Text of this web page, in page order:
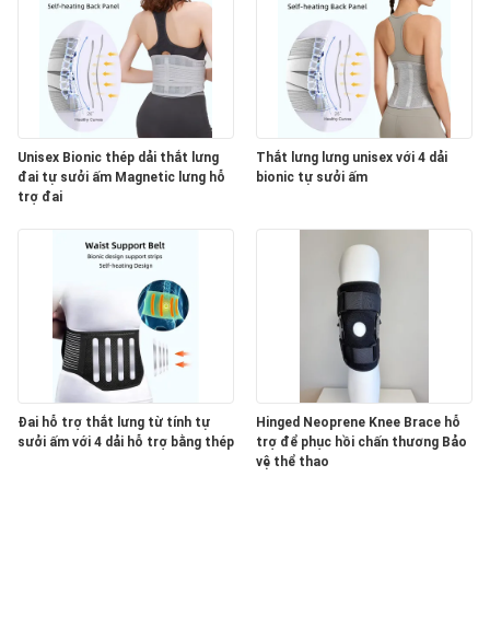
Unisex Bionic thép dải thắt lưng
đai tự sưởi ấm Magnetic lưng hỗ
trợ đai
Thắt lưng lưng unisex với 4 dải
bionic tự sưởi ấm
Đai hỗ trợ thắt lưng từ tính tự
sưởi ấm với 4 dải hỗ trợ bằng thép
Hinged Neoprene Knee Brace hỗ
trợ để phục hồi chấn thương Bảo
vệ thể thao